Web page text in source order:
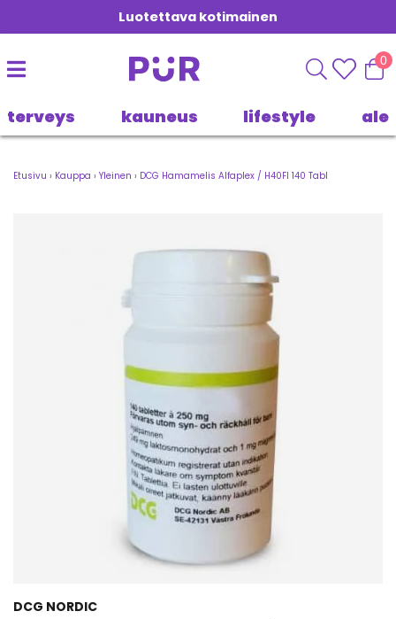
Luotettava kotimainen
0
terveys kauneus lifestyle ale
Etusivu › Kauppa › Yleinen › DCG Hamamelis Alfaplex / H40FI 140 Tabl
DCG NORDIC